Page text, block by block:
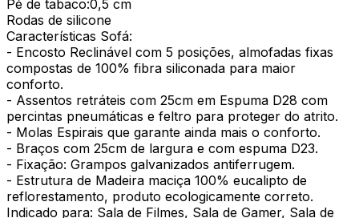
Pé de tabaco:0,5 cm
Rodas de silicone
Características Sofá:
- Encosto Reclinável com 5 posições, almofadas fixas
compostas de 100% fibra siliconada para maior
conforto.
- Assentos retráteis com 25cm em Espuma D28 com
percintas pneumáticas e feltro para proteger do atrito.
- Molas Espirais que garante ainda mais o conforto.
- Braços com 25cm de largura e com espuma D23.
- Fixação: Grampos galvanizados antiferrugem.
- Estrutura de Madeira maciça 100% eucalipto de
reflorestamento, produto ecologicamente correto.
Indicado para: Sala de Filmes, Sala de Gamer, Sala de